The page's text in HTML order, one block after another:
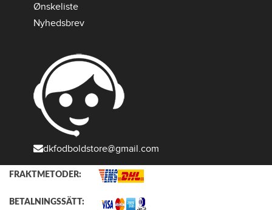
Ønskeliste
Nyhedsbrev
dkfodboldstore@gmail.com
FRAKTMETODER:
BETALNINGSSÄTT: